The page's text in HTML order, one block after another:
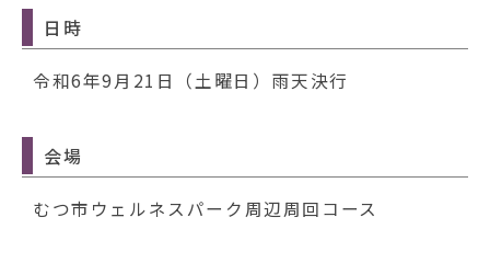
日時
令和6年9月21日（土曜日）雨天決行
会場
むつ市ウェルネスパーク周辺周回コース